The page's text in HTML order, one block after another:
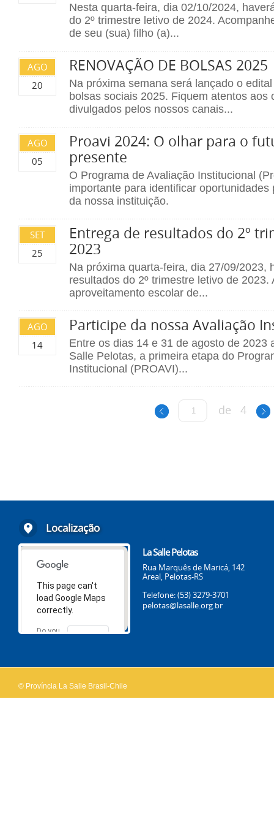
Nesta quarta-feira, dia 02/10/2024,
do 2º trimestre letivo de 2024.
de seu (sua) filho (a)...
AGO
20
RENOVAÇÃO DE BOLSAS 2025
Na próxima semana será lançado o
bolsas sociais 2025. Fiquem atentos aos
divulgados pelos nossos canais...
AGO
05
Proavi 2024: O olhar para o
presente
O Programa de Avaliação Institucional
importante para identificar
da nossa instituição.
SET
25
Entrega de resultados do 2º
2023
Na próxima quarta-feira, dia 27/09/2023,
resultados do 2º trimestre letivo de 2023.
aproveitamento escolar de...
AGO
14
Participe da nossa Avaliação
Entre os dias 14 e 31 de agosto de 2023
Salle Pelotas, a primeira etapa do
Institucional (PROAVI)...
de 4
Localização
This page can't
load Google Maps
correctly.
Do you
OK
La Salle Pelotas
Rua Marquês de Maricá, 142
Areal, Pelotas-RS
Telefone: (53) 3279-3701
pelotas@lasalle.org.br
© Província La Salle Brasil-Chile